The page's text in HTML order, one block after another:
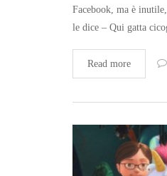
Facebook, ma è
le dice – Qui gatta
Read more